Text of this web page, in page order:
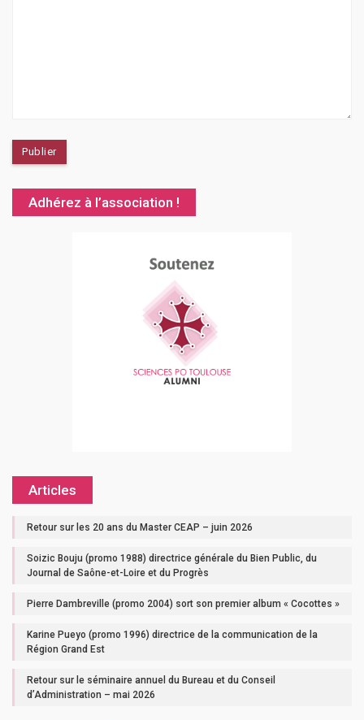
Adhérez à l’association !
Articles
Retour sur les 20 ans du Master CEAP – juin 2026
Soizic Bouju (promo 1988) directrice générale du Bien Public, du
Journal de Saône-et-Loire et du Progrès
Pierre Dambreville (promo 2004) sort son premier album « Cocottes »
Karine Pueyo (promo 1996) directrice de la communication de la
Région Grand Est
Retour sur le séminaire annuel du Bureau et du Conseil
d’Administration – mai 2026